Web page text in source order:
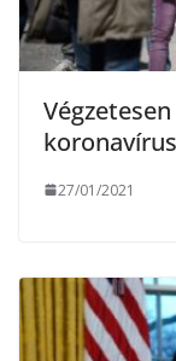
koronavírus
27/01/2021